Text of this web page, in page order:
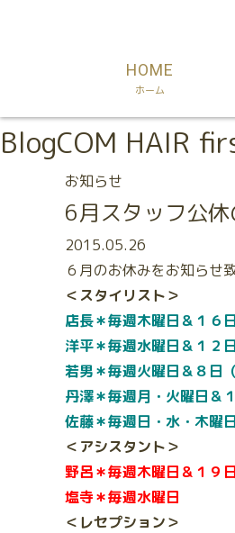
HOME
ホーム
BlogCOM HAIR
お知らせ
6月スタッフ公
2015.05.26
６月のお休みをお知らせ
＜スタイリスト＞
店長＊毎週木曜日＆１６
洋平＊毎週水曜日＆１２
若男＊毎週火曜日＆８日
丹澤＊毎週月・火曜日＆
佐藤＊毎週日・水・木曜日
＜アシスタント＞
野呂＊毎週木曜日＆１９
塩寺＊毎週水曜日
＜レセプション＞